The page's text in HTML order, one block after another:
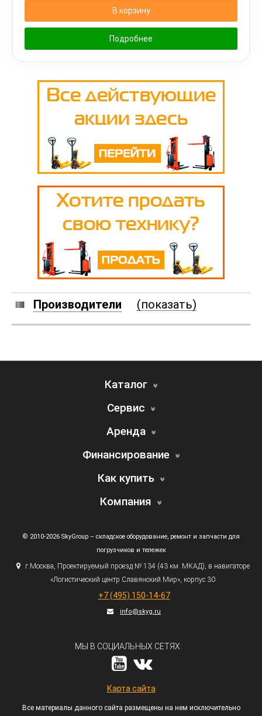
В корзину
Подробнее
Производители (показать)
Каталог
Сервис
Аренда
Финансирование
Как купить
Компания
© 2010-2026 SkyGroup – складское оборудование, ремонт и запчасти для
погрузчиков и тележек
г.Москва, Проектируемый проезд № 134 (43км. МКАД), в навигаторе
«Логистический центр Славянский Мир», корпус 30
+7 (495) 150-14-67
info@skyg.ru
МЫ В СОЦИАЛЬНЫХ СЕТЯХ:
Карта сайта
Все материалы данного сайта размещены на нем исключительно